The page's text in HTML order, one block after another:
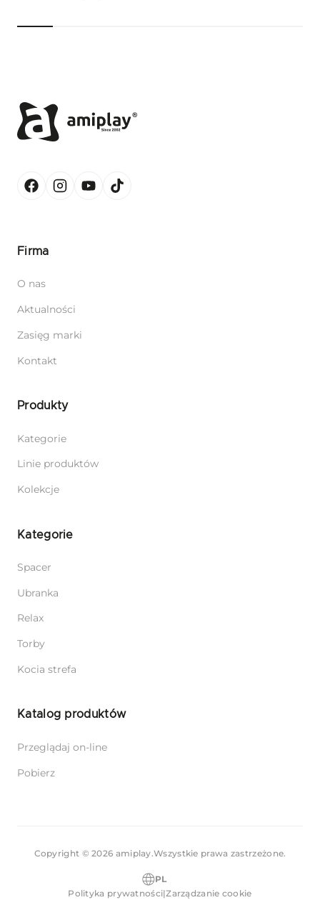
Firma
O nas
Aktualności
Zasięg marki
Kontakt
Produkty
Kategorie
Linie produktów
Kolekcje
Kategorie
Spacer
Ubranka
Relax
Torby
Kocia strefa
Katalog produktów
Przeglądaj on-line
Pobierz
Copyright © 2026 amiplay.Wszystkie prawa zastrzeżone.
PL
Polityka prywatności|Zarządzanie cookie